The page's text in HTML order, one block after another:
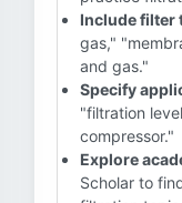
Include filter
gas,"
and gas."
Specify
"filtration
compressor."
Explore
Scholar to